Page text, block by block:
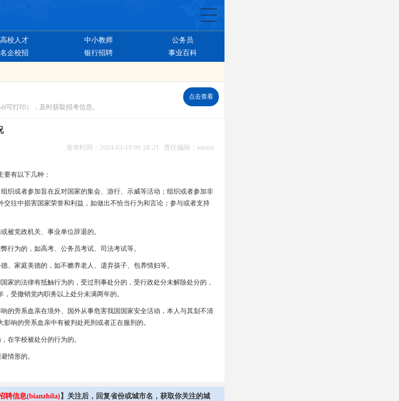
高校人才 中小教师
公务员
名企校招 银行招聘 事业百科
可打印），及时获取招考信息。
点击查看
发布时间：2024-03-19 09:28:21 责任编辑：admin
有以下几种：
或者参加旨在反对国家的集会、游行、示威等活动；组织或者参加非
交往中损害国家荣誉和利益，如做出不恰当行为和言论；参与或者支持
党政机关、事业单位辞退的。
为的，如高考、公务员考试、司法考试等。
家庭美德的，如不赡养老人、遗弃孩子、包养情妇等。
的法律有抵触行为的，受过刑事处分的，受行政处分未解除处分的，
受撤销党内职务以上处分未满两年的。
旁系血亲在境外、国外从事危害我国国家安全活动，本人与其划不清
响的旁系血亲中有被判处死刑或者正在服刑的。
学校被处分的行为的。
情形的。
聘信息(bianzhila) 】关注后，回复省份或城市名，获取你关注的城